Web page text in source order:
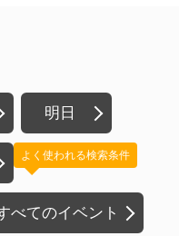
明日
べてのイベント
よく使われる検索条件